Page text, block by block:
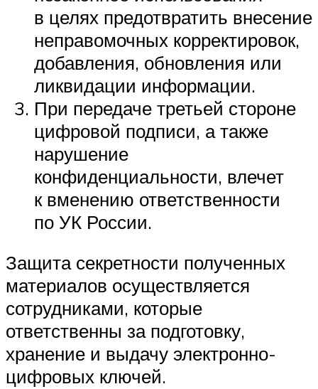
в целях предотвратить внесение
неправомочных корректировок,
добавления, обновления или
ликвидации информации.
При передаче третьей стороне
цифровой подписи, а также
нарушение
конфиденциальности, влечет
к вменению ответственности
по УК России.
Защита секретности полученных
материалов осуществляется
сотрудниками, которые
ответственны за подготовку,
хранение и выдачу электронно-
цифровых ключей.